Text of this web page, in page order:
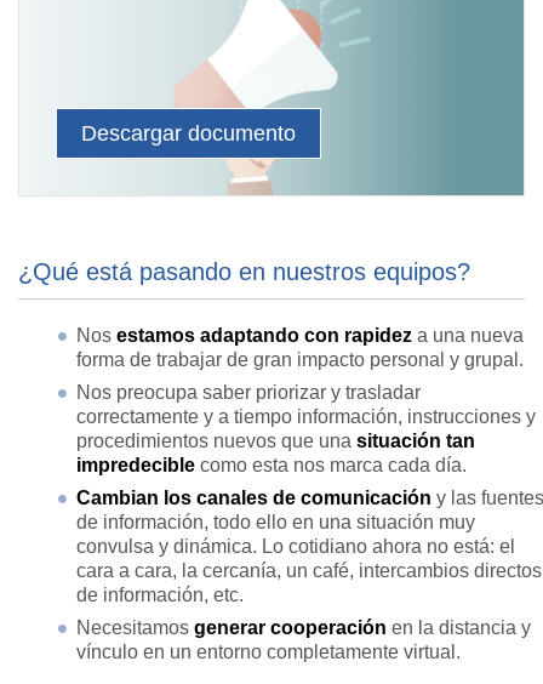
Descargar documento
¿Qué está pasando en nuestros equipos?
Nos estamos adaptando con rapidez a una nueva
forma de trabajar de gran impacto personal y grupal.
Nos preocupa saber priorizar y trasladar
correctamente y a tiempo información, instrucciones y
procedimientos nuevos que una situación tan
impredecible como esta nos marca cada día.
Cambian los canales de comunicación y las fuentes
de información, todo ello en una situación muy
convulsa y dinámica. Lo cotidiano ahora no está: el
cara a cara, la cercanía, un café, intercambios directos
de información, etc.
Necesitamos generar cooperación en la distancia y
vínculo en un entorno completamente virtual.